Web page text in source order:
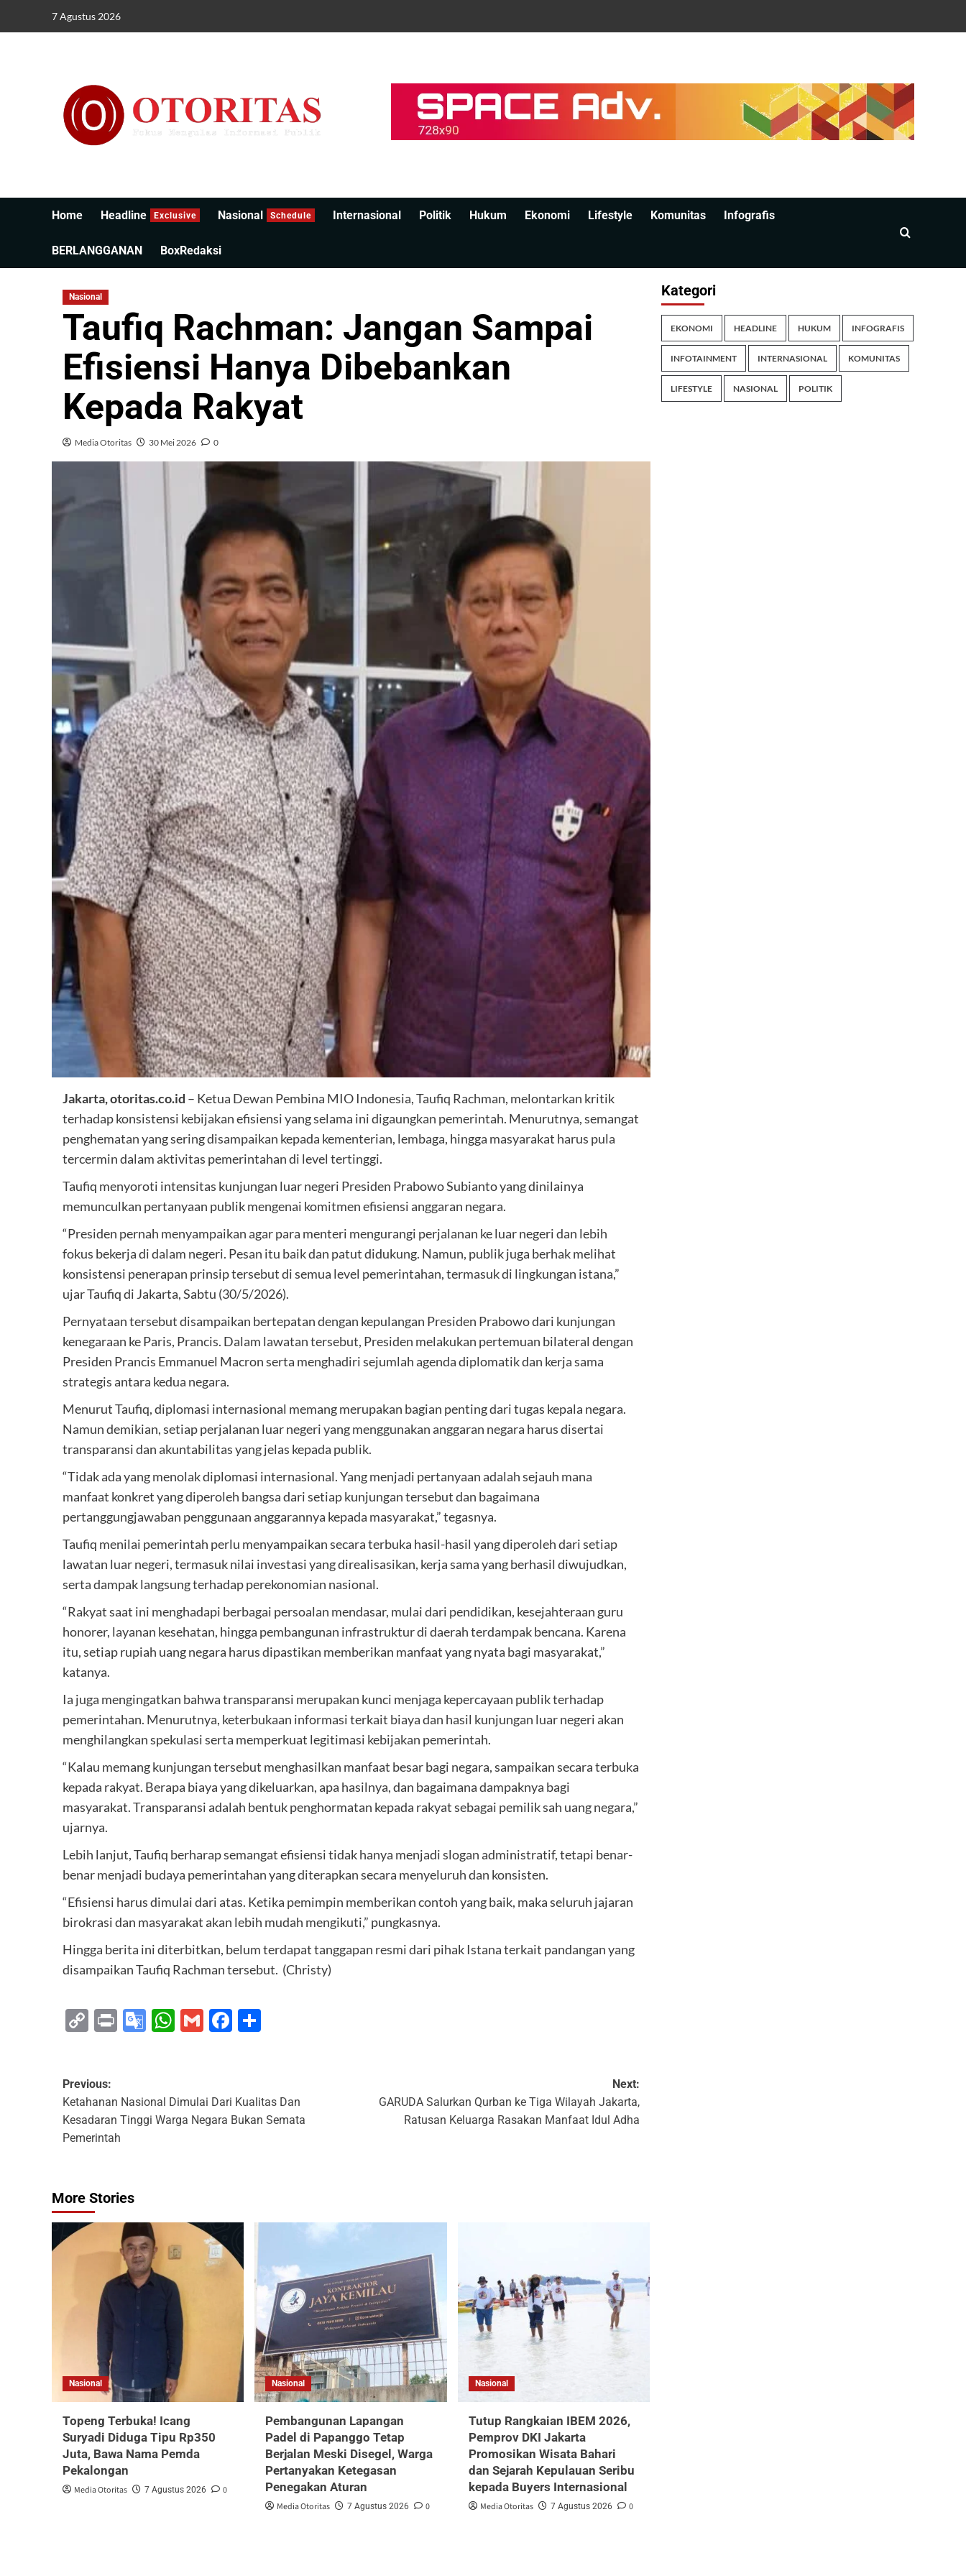
7 Agustus 2026
Home Headline Exclusive Nasional Schedule Internasional Politik Hukum Ekonomi Lifestyle Komunitas Infografis
BERLANGGANAN BoxRedaksi
Nasional
Taufiq Rachman: Jangan Sampai
Efisiensi Hanya Dibebankan
Kepada Rakyat
Media Otoritas 30 Mei 2026 0
Jakarta, otoritas.co.id – Ketua Dewan Pembina MIO Indonesia, Taufiq Rachman, melontarkan kritik
terhadap konsistensi kebijakan efisiensi yang selama ini digaungkan pemerintah. Menurutnya, semangat
penghematan yang sering disampaikan kepada kementerian, lembaga, hingga masyarakat harus pula
tercermin dalam aktivitas pemerintahan di level tertinggi.
Taufiq menyoroti intensitas kunjungan luar negeri Presiden Prabowo Subianto yang dinilainya
memunculkan pertanyaan publik mengenai komitmen efisiensi anggaran negara.
“Presiden pernah menyampaikan agar para menteri mengurangi perjalanan ke luar negeri dan lebih
fokus bekerja di dalam negeri. Pesan itu baik dan patut didukung. Namun, publik juga berhak melihat
konsistensi penerapan prinsip tersebut di semua level pemerintahan, termasuk di lingkungan istana,”
ujar Taufiq di Jakarta, Sabtu (30/5/2026).
Pernyataan tersebut disampaikan bertepatan dengan kepulangan Presiden Prabowo dari kunjungan
kenegaraan ke Paris, Prancis. Dalam lawatan tersebut, Presiden melakukan pertemuan bilateral dengan
Presiden Prancis Emmanuel Macron serta menghadiri sejumlah agenda diplomatik dan kerja sama
strategis antara kedua negara.
Menurut Taufiq, diplomasi internasional memang merupakan bagian penting dari tugas kepala negara.
Namun demikian, setiap perjalanan luar negeri yang menggunakan anggaran negara harus disertai
transparansi dan akuntabilitas yang jelas kepada publik.
“Tidak ada yang menolak diplomasi internasional. Yang menjadi pertanyaan adalah sejauh mana
manfaat konkret yang diperoleh bangsa dari setiap kunjungan tersebut dan bagaimana
pertanggungjawaban penggunaan anggarannya kepada masyarakat,” tegasnya.
Taufiq menilai pemerintah perlu menyampaikan secara terbuka hasil-hasil yang diperoleh dari setiap
lawatan luar negeri, termasuk nilai investasi yang direalisasikan, kerja sama yang berhasil diwujudkan,
serta dampak langsung terhadap perekonomian nasional.
“Rakyat saat ini menghadapi berbagai persoalan mendasar, mulai dari pendidikan, kesejahteraan guru
honorer, layanan kesehatan, hingga pembangunan infrastruktur di daerah terdampak bencana. Karena
itu, setiap rupiah uang negara harus dipastikan memberikan manfaat yang nyata bagi masyarakat,”
katanya.
Ia juga mengingatkan bahwa transparansi merupakan kunci menjaga kepercayaan publik terhadap
pemerintahan. Menurutnya, keterbukaan informasi terkait biaya dan hasil kunjungan luar negeri akan
menghilangkan spekulasi serta memperkuat legitimasi kebijakan pemerintah.
“Kalau memang kunjungan tersebut menghasilkan manfaat besar bagi negara, sampaikan secara terbuka
kepada rakyat. Berapa biaya yang dikeluarkan, apa hasilnya, dan bagaimana dampaknya bagi
masyarakat. Transparansi adalah bentuk penghormatan kepada rakyat sebagai pemilik sah uang negara,”
ujarnya.
Lebih lanjut, Taufiq berharap semangat efisiensi tidak hanya menjadi slogan administratif, tetapi benar-
benar menjadi budaya pemerintahan yang diterapkan secara menyeluruh dan konsisten.
“Efisiensi harus dimulai dari atas. Ketika pemimpin memberikan contoh yang baik, maka seluruh jajaran
birokrasi dan masyarakat akan lebih mudah mengikuti,” pungkasnya.
Hingga berita ini diterbitkan, belum terdapat tanggapan resmi dari pihak Istana terkait pandangan yang
disampaikan Taufiq Rachman tersebut. (Christy)
CopyPrintGoogle
WhatsApp
GmailFacebook
Previous:
Ketahanan Nasional Dimulai Dari Kualitas Dan
Kesadaran Tinggi Warga Negara Bukan Semata
Pemerintah
Next:
GARUDA Salurkan Qurban ke Tiga Wilayah Jakarta,
Ratusan Keluarga Rasakan Manfaat Idul Adha
More Stories
Nasional
Topeng Terbuka! Icang
Suryadi Diduga Tipu Rp350
Juta, Bawa Nama Pemda
Pekalongan
Media Otoritas 7 Agustus 2026 0
Nasional
Pembangunan Lapangan
Padel di Papanggo Tetap
Berjalan Meski Disegel, Warga
Pertanyakan Ketegasan
Penegakan Aturan
Media Otoritas 7 Agustus 2026 0
Nasional
Tutup Rangkaian IBEM 2026,
Pemprov DKI Jakarta
Promosikan Wisata Bahari
dan Sejarah Kepulauan Seribu
kepada Buyers Internasional
Media Otoritas 7 Agustus 2026 0
Kategori
EKONOMI HEADLINE HUKUM INFOGRAFIS
INFOTAINMENT INTERNASIONAL KOMUNITAS
LIFESTYLE NASIONAL POLITIK